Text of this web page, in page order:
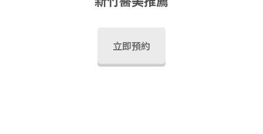
立即預約